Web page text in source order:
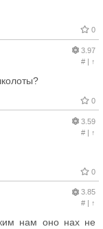
0
3.97
#| ↑
0
3.59
#| ↑
0
3.85
#| ↑
нам оно нах не